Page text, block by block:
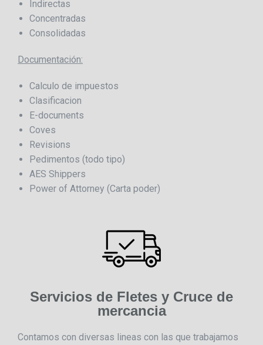
Indirectas
Concentradas
Consolidadas
Documentación:
Calculo de impuestos
Clasificacion
E-documents
Coves
Revisions
Pedimentos (todo tipo)
AES Shippers
Power of Attorney (Carta poder)
Servicios de Fletes y Cruce de
mercancia
Contamos con diversas lineas con las que trabajamos